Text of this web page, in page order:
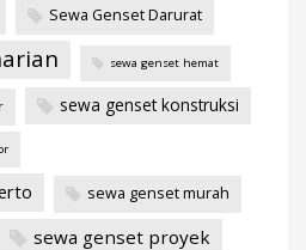
Sewa Genset Darurat
sewa genset hemat
sewa genset konstruksi
sewa genset murah
sewa genset proyek